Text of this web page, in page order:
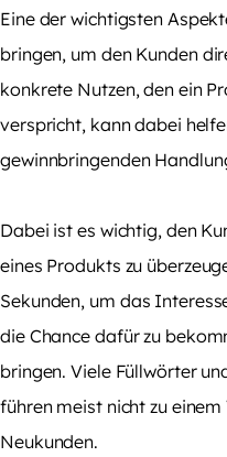
Eine der wichtigsten
bringen, um den Kunden
konkrete Nutzen, den ein
verspricht, kann dabei
gewinnbringenden
Dabei ist es wichtig, den
eines Produkts zu
Sekunden, um das
die Chance dafür zu
bringen. Viele Füllwörter
führen meist nicht zu
Neukunden.